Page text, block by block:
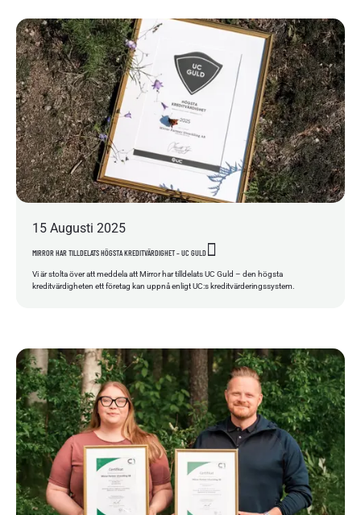
MIRROR HAR TILLDELATS HÖGSTA KREDITVÄRDIGHET – UC GULD
15 Augusti 2025
Vi är stolta över att meddela att Mirror har tilldelats UC Guld – den högsta
kreditvärdigheten ett företag kan uppnå enligt UC:s kreditvärderingssystem.